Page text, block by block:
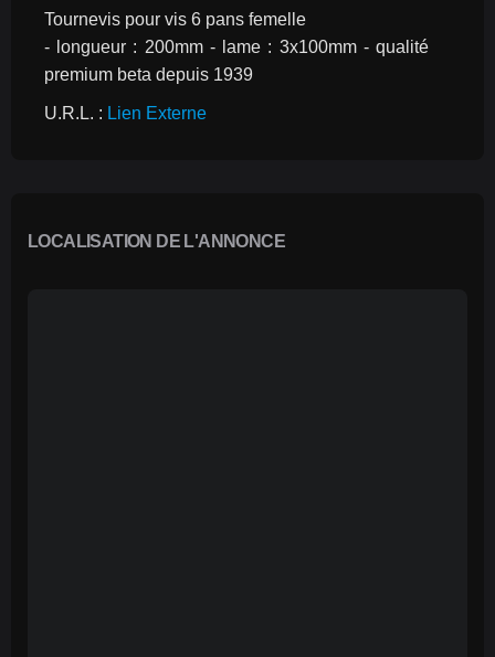
Tournevis pour vis 6 pans femelle
- longueur : 200mm - lame : 3x100mm - qualité
premium beta depuis 1939
U.R.L. : Lien Externe
LOCALISATION DE L'ANNONCE